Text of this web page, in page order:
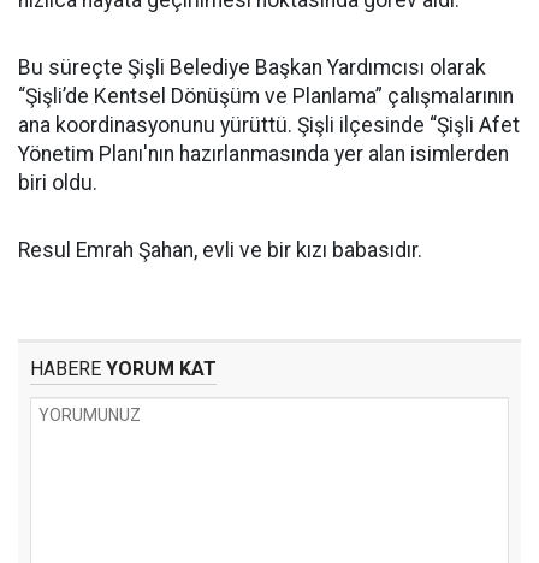
Bu süreçte Şişli Belediye Başkan Yardımcısı olarak
“Şişli’de Kentsel Dönüşüm ve Planlama” çalışmalarının
ana koordinasyonunu yürüttü. Şişli ilçesinde “Şişli Afet
Yönetim Planı'nın hazırlanmasında yer alan isimlerden
biri oldu.
Resul Emrah Şahan, evli ve bir kızı babasıdır.
HABERE YORUM KAT